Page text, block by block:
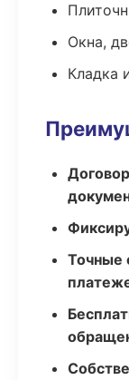
Окна,
Кладка
Точные